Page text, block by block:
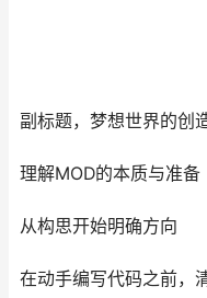
副标题，梦想世界的创
理解MOD的本质与准备
从构思开始明确方向
在动手编写代码之前，